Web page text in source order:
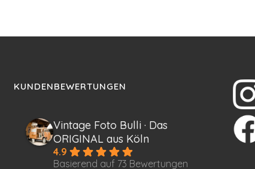
KUNDENBEWERTUNGEN
Vintage Foto Bulli · Das
ORIGINAL aus Köln
4.9
Basierend auf 73 Bewertungen